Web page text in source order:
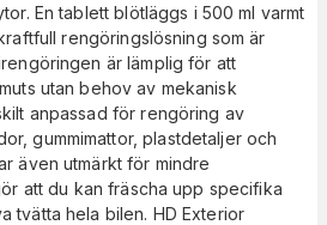
En tablett blötläggs i 500 ml varmt
rengöringslösning som är
är lämplig för att
utan behov av mekanisk
anpassad för rengöring av
gummimattor, plastdetaljer och
även utmärkt för mindre
att du kan fräscha upp specifika
tvätta hela bilen. HD Exterior